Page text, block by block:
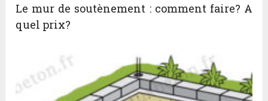
Le mur de soutènement : comment faire? A
quel prix?